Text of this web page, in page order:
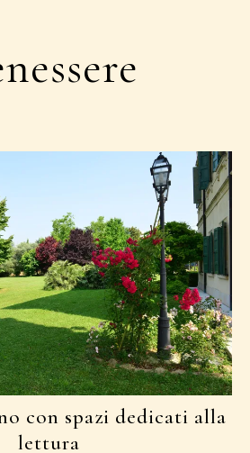
con spazi dedicati alla
lettura